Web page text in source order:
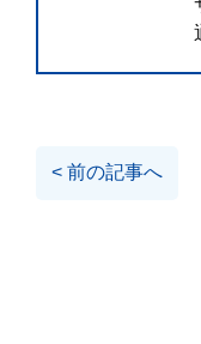
< 前の記事へ